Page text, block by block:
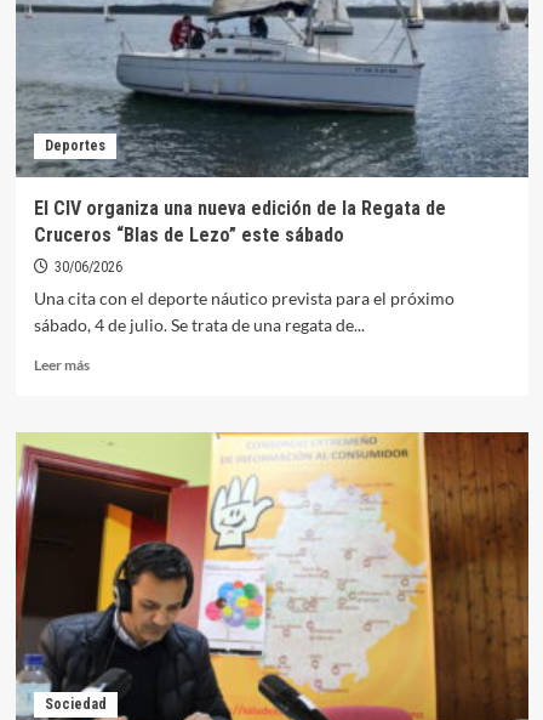
de
ayudas
para
proyectos
empresariales
en
la
comarca
Deportes
El CIV organiza una nueva edición de la Regata de
Cruceros “Blas de Lezo” este sábado
30/06/2026
Una cita con el deporte náutico prevista para el próximo
sábado, 4 de julio. Se trata de una regata de...
Leer másLeer
El
CIV
organiza
una
nueva
edición
de
la
Regata
de
Cruceros
“Blas
de
Sociedad